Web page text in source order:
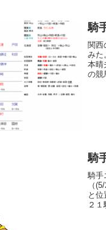
騎
関西
みた
本晴
の競
騎
騎手
（
と
２